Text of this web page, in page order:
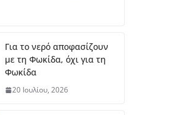
Ασ
ημ
Για το νερό αποφασίζουν
με τη Φωκίδα, όχι για τη
Φωκίδα
20 Ιουλίου, 2026